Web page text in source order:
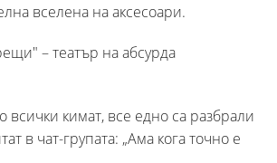
вселена на аксесоари.
– театър на абсурда
всички кимат, все едно са разбрали
в чат-групата: „Ама кога точно е